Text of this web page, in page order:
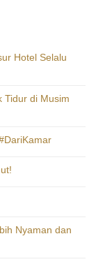
Hotel Selalu
Tidur di Musim
Nyaman dan